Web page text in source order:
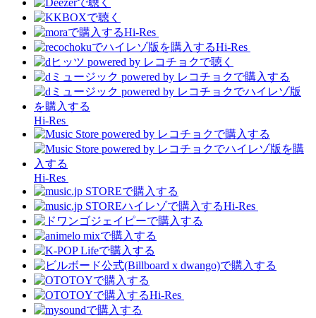
Hi-Res
Hi-Res
Hi-Res
Hi-Res
Hi-Res
Hi-Res